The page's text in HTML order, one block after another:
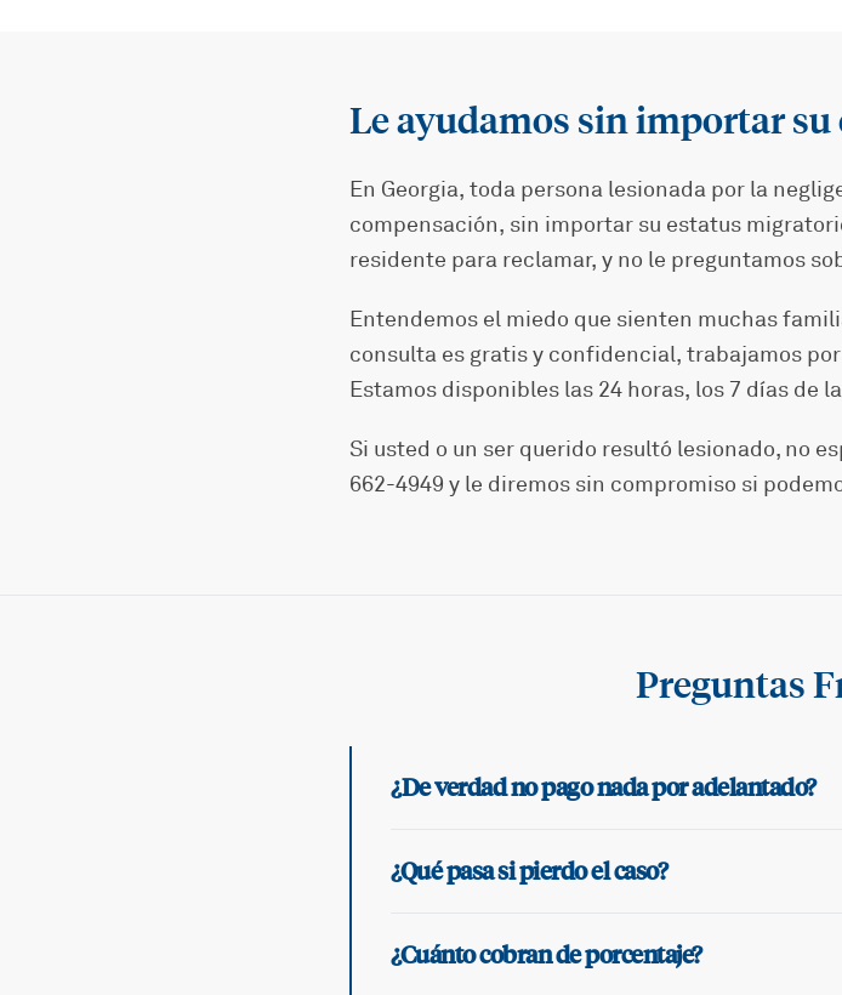
Le ayudamos sin importar
En Georgia, toda persona lesionada por la
compensación, sin importar su estatus
residente para reclamar, y no le preguntamos
Entendemos el miedo que sienten muchas
consulta es gratis y confidencial, trabajamos
Estamos disponibles las 24 horas, los 7 días de
Si usted o un ser querido resultó lesionado, no
662-4949 y le diremos sin compromiso si
Preguntas
¿De verdad no pago nada por adelantado?
¿Qué pasa si pierdo el caso?
¿Cuánto cobran de porcentaje?